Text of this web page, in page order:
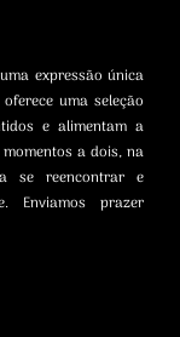
expressão única
uma seleção
e alimentam a
a dois, na
se reencontrar e
Enviamos prazer